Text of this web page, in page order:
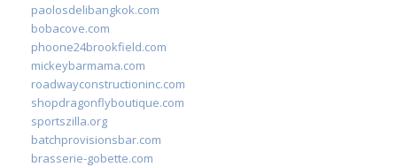
paolosdelibangkok.com
bobacove.com
phoone24brookfield.com
mickeybarmama.com
roadwayconstructioninc.com
shopdragonflyboutique.com
sportszilla.org
batchprovisionsbar.com
brasserie-gobette.com